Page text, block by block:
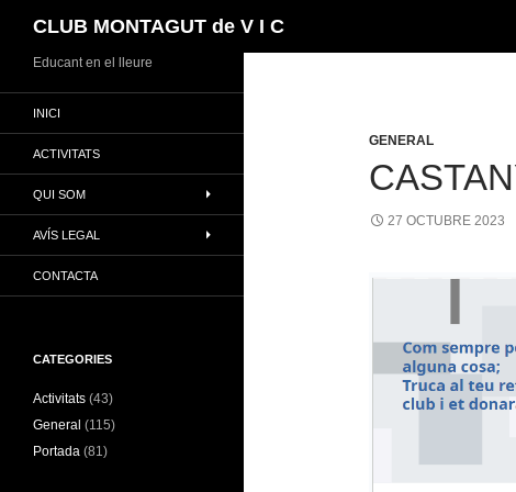
al
contingut
CLUB MONTAGUT de V I C
GENERAL
27 OCTUBRE 2023
Educant en el lleure
INICI
ACTIVITATS
QUI SOM
AVÍS LEGAL
CONTACTA
CATEGORIES
Activitats (43)
General (115)
Portada (81)